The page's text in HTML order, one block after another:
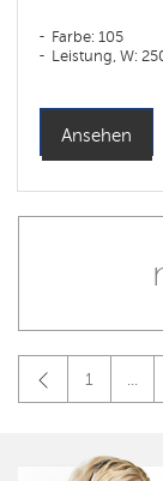
Farbe: 105
Leistung, W:
Ansehen
1 ...